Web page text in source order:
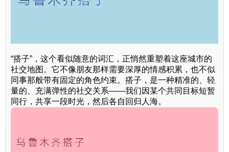
“搭子”，这个看似随意的词汇，正悄然重塑着这座城市的
社交地图。它不像朋友那样需要深厚的情感积累，也不似
同事那般带有固定的角色约束。搭子，是一种精准的、轻
量的、充满弹性的社交关系——我们因某个共同目标短暂
同行，共享一段时光，然后各自回归人海。